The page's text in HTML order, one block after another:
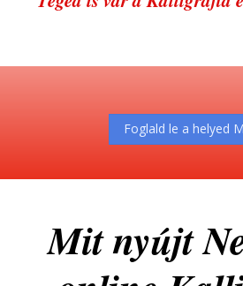
Foglald le a helyed
Mit nyújt